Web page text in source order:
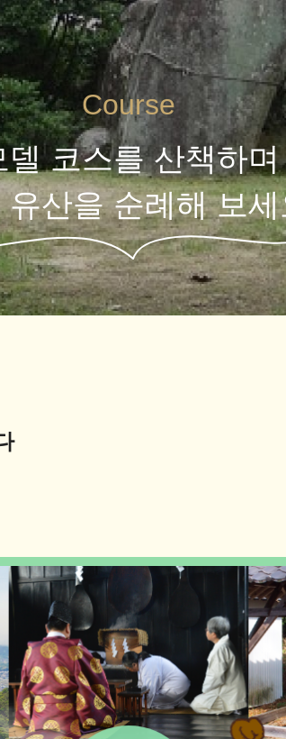
Course
델 코스를 산책하며
유산을 순례해 보